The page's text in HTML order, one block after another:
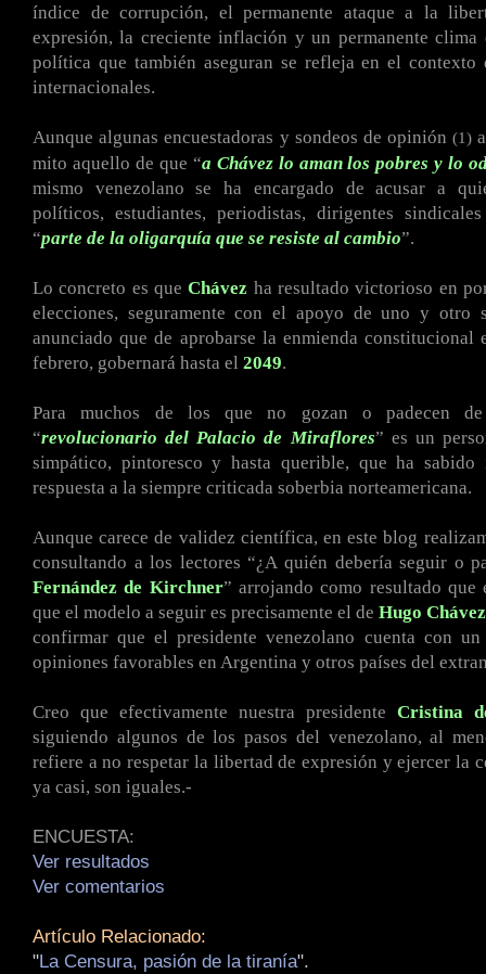
índice de corrupción, el permanente ataque a la
expresión, la creciente inflación y un permanente
política que también aseguran se refleja en el contexto
internacionales.
Aunque algunas encuestadoras y sondeos de opinión(1)
mito aquello de que “a Chávez lo aman los pobres y lo
mismo venezolano se ha encargado de acusar a
políticos, estudiantes, periodistas, dirigentes
“parte de la oligarquía que se resiste al cambio”.
Lo concreto es queChávez ha resultado victorioso en
elecciones, seguramente con el apoyo de uno y otro
anunciado que de aprobarse la enmienda
febrero, gobernará hasta el 2049.
Para muchos de los que no gozan o padecen
“revolucionario del Palacio de Miraflores” es un
simpático, pintoresco y hasta querible, que ha sabido
respuesta a la siempre criticada soberbia norteamericana.
Aunque carece de validez científica, en este blog
consultando a los lectores “¿A quién debería seguir o
Fernández de Kirchner” arrojando como resultado
que el modelo a seguir es precisamente el de Hugo Chávez
confirmar que el presidente venezolano cuenta con
opiniones favorables en Argentina y otros países del
Creo que efectivamente nuestra presidente Cristina
siguiendo algunos de los pasos del venezolano, al
refiere a no respetar la libertad de expresión y ejercer la
ya casi, son iguales.-
ENCUESTA:
Ver resultados
Ver comentarios
Artículo Relacionado:
"La Censura, pasión de la tiranía".